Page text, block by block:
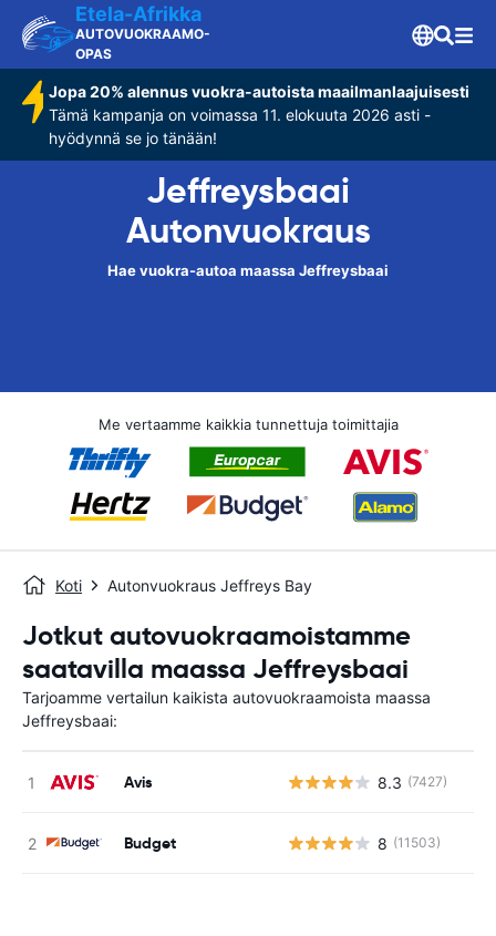
Etela-Afrikka
AUTOVUOKRAAMO-
OPAS
Jopa 20% alennus vuokra-autoista maailmanlaajuisesti
Tämä kampanja on voimassa 11. elokuuta 2026 asti -
hyödynnä se jo tänään!
Jeffreysbaai
Autonvuokraus
Hae vuokra-autoa maassa Jeffreysbaai
Me vertaamme kaikkia tunnettuja toimittajia
Koti Autonvuokraus Jeffreys Bay
Jotkut autovuokraamoistamme
saatavilla maassa Jeffreysbaai
Tarjoamme vertailun kaikista autovuokraamoista maassa
Jeffreysbaai:
Avis 8.3 (7427)
Budget 8 (11503)